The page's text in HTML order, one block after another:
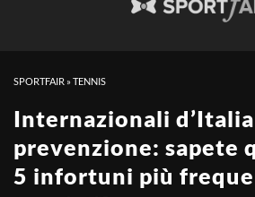
SPORTFAIR »TENNIS
Internazionali
prevenzione: sapete
5 infortuni più